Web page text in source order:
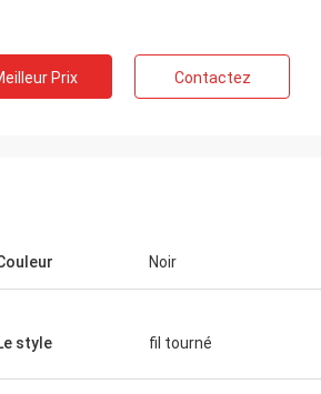
Prix Contactez
Noir
style fil tourné